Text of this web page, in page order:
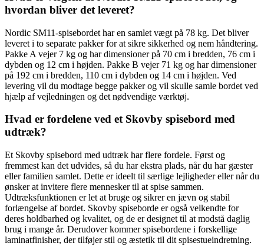
hvordan bliver det leveret?
Nordic SM11-spisebordet har en samlet vægt på 78 kg. Det bliver
leveret i to separate pakker for at sikre sikkerhed og nem håndtering.
Pakke A vejer 7 kg og har dimensioner på 70 cm i bredden, 76 cm i
dybden og 12 cm i højden. Pakke B vejer 71 kg og har dimensioner
på 192 cm i bredden, 110 cm i dybden og 14 cm i højden. Ved
levering vil du modtage begge pakker og vil skulle samle bordet ved
hjælp af vejledningen og det nødvendige værktøj.
Hvad er fordelene ved et Skovby spisebord med
udtræk?
Et Skovby spisebord med udtræk har flere fordele. Først og
fremmest kan det udvides, så du har ekstra plads, når du har gæster
eller familien samlet. Dette er ideelt til særlige lejligheder eller når du
ønsker at invitere flere mennesker til at spise sammen.
Udtræksfunktionen er let at bruge og sikrer en jævn og stabil
forlængelse af bordet. Skovby spiseborde er også velkendte for
deres holdbarhed og kvalitet, og de er designet til at modstå daglig
brug i mange år. Derudover kommer spisebordene i forskellige
laminatfinisher, der tilføjer stil og æstetik til dit spisestueindretning.